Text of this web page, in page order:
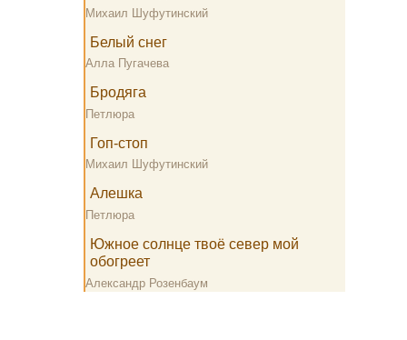
Михаил Шуфутинский
Белый снег
Алла Пугачева
Бродяга
Петлюра
Гоп-стоп
Михаил Шуфутинский
Алешка
Петлюра
Южное солнце твоё север мой
обогреет
Александр Розенбаум